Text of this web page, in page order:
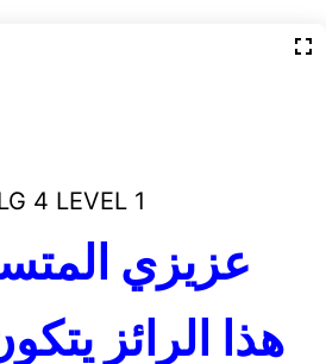
4 LEVEL 1
عزيزي